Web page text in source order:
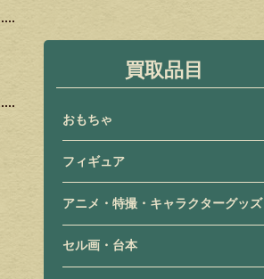
買取品目
おもちゃ
フィギュア
アニメ・特撮・キャラクターグッズ
セル画・台本